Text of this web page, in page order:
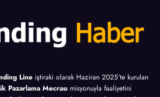
Line iştiraki olarak Haziran 2025’te kurulan
Pazarlama Mecrası misyonuyla faaliyetini